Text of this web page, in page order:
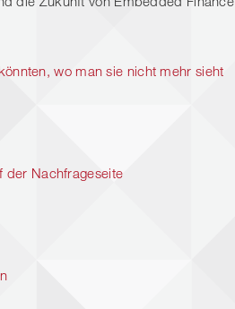
wo man sie nicht mehr sieht
der Nachfrageseite